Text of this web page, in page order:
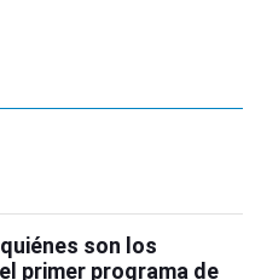
son los
primer programa de